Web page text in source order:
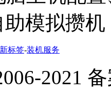
模拟攒机
标签-装机服务
2021